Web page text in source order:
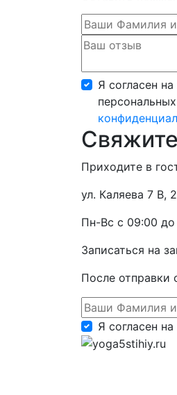
Я согласен
Приходите в
ул. Каляева 7 В,
Пн-Вс с 09:00
Записаться на
После отправки
Я согласен